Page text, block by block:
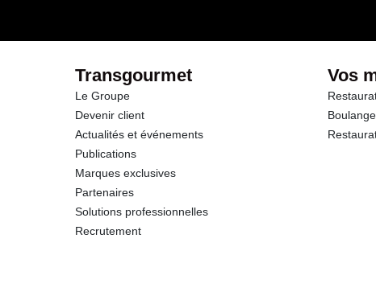
dont Sucres
Fibres
Protéines
Transgourmet
Le Groupe
Devenir client
Actualités et événements
Publications
Marques exclusives
Partenaires
Solutions professionnelles
Recrutement
Vos